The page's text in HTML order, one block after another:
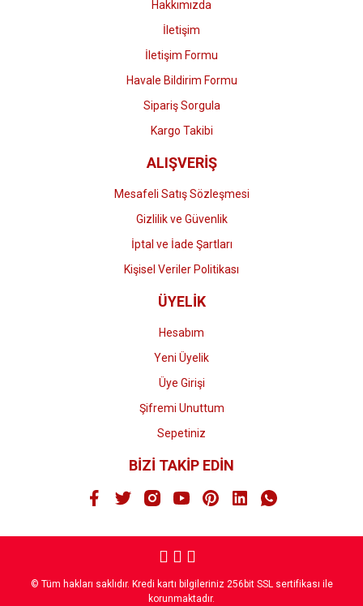
Hakkımızda
İletişim
İletişim Formu
Havale Bildirim Formu
Sipariş Sorgula
Kargo Takibi
ALIŞVERİŞ
Mesafeli Satış Sözleşmesi
Gizlilik ve Güvenlik
İptal ve İade Şartları
Kişisel Veriler Politikası
ÜYELİK
Hesabım
Yeni Üyelik
Üye Girişi
Şifremi Unuttum
Sepetiniz
BİZİ TAKİP EDİN
© Tüm hakları saklıdır. Kredi kartı bilgileriniz 256bit SSL sertifikası ile
korunmaktadır.